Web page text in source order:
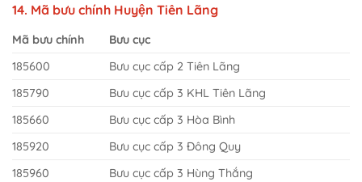
14. Mã bưu chính Huyện Tiên Lãng
Mã bưu chính
Bưu cục
185600
Bưu cục cấp 2 Tiên Lãng
185790
Bưu cục cấp 3 KHL Tiên Lãng
185660
Bưu cục cấp 3 Hòa Bình
185920
Bưu cục cấp 3 Đông Quy
185960
Bưu cục cấp 3 Hùng Thắng